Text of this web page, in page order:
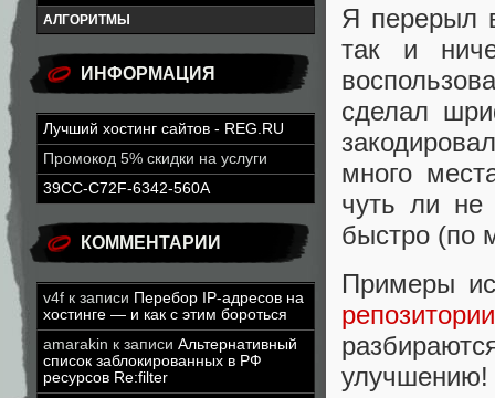
АЛГОРИТМЫ
ИНФОРМАЦИЯ
Лучший хостинг сайтов - REG.RU
Промокод 5% скидки на услуги
39CC-C72F-6342-560A
КОММЕНТАРИИ
v4f к записи Перебор IP-адресов на
хостинге — и как с этим бороться
amarakin к записи Альтернативный
список заблокированных в РФ
ресурсов Re:filter
Я перерыл
так и
сделал
много
чуть ли не
быстро (по
Примеры
улучшению!